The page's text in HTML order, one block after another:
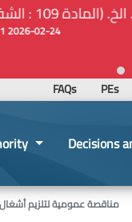
: الشفافية)
2026-02-24 13:48:11
FAQs PEs
Decisions
مناقصة عمومية لتلزيم